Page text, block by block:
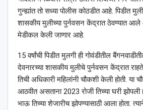
गुन्ह्यांत तो सध्या पोलीस कोठडीत आहे. पिडीत
शासकीय मुलीच्या पुर्नवसन केंद्रात ठेवण्यात
मेडीकल केली जाणार आहे.
15 वर्षांची पिडीत मुलगी ही गोवंडीतील
देवनारच्या शासकीय मुलीचे पुर्नवसन केंद्रात
तिची अधिकारी महिलांनी चौकशी केली होती. या
आठवीत असताना 2023 रोजी तिच्या घरी झोपली
भाऊ तिच्या शेजारीच झोपण्यासाठी आला होता.